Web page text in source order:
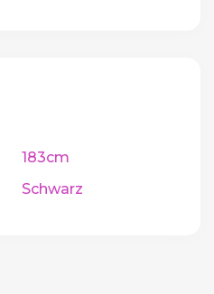
183cm
Schwarz